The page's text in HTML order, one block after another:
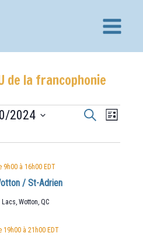
Main
de la francophonie
Recherche
Recherche
vues
Liste
2024
/ St-Adrien
9h00à 16h00 EDT
Wotton, QC
19h00à 21h00 EDT